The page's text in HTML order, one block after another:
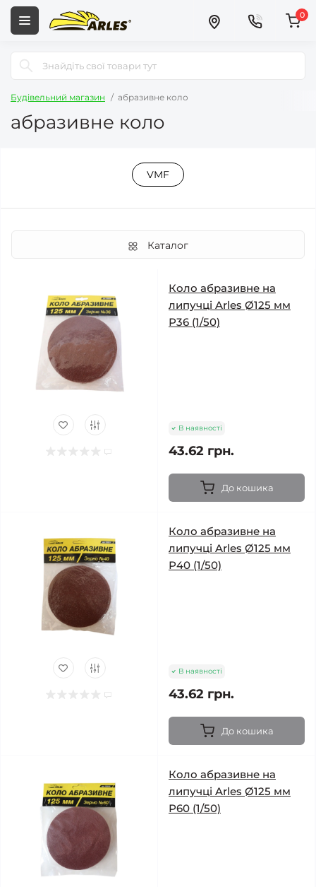
0
Будівельний магазин абразивне коло
абразивне коло
VMF
Каталог
Коло абразивне на
липучці Arles Ø125 мм
Р36 (1/50)
В наявності
43.62 грн.
До кошика
Коло абразивне на
липучці Arles Ø125 мм
Р40 (1/50)
В наявності
43.62 грн.
До кошика
Коло абразивне на
липучці Arles Ø125 мм
Р60 (1/50)